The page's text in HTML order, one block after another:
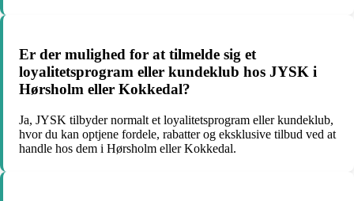
Er der mulighed for at tilmelde sig et
loyalitetsprogram eller kundeklub hos JYSK i
Hørsholm eller Kokkedal?
Ja, JYSK tilbyder normalt et loyalitetsprogram eller kundeklub,
hvor du kan optjene fordele, rabatter og eksklusive tilbud ved at
handle hos dem i Hørsholm eller Kokkedal.